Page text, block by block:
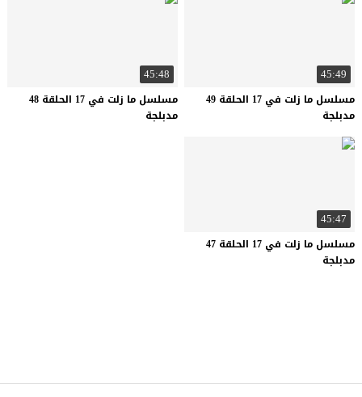
45:49
مسلسل ما زلت في 17 الحلقة 49
مدبلجة
45:48
مسلسل ما زلت في 17 الحلقة 48
مدبلجة
45:47
مسلسل ما زلت في 17 الحلقة 47
مدبلجة